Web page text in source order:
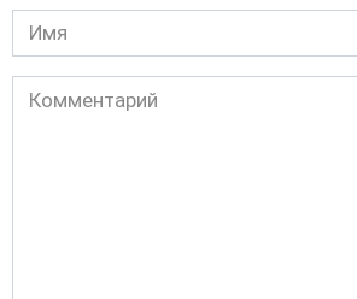
Имя
Комментарий